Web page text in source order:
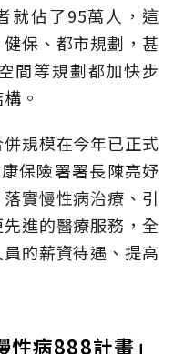
就佔了95萬人，這
保、都市規劃，甚
間等規劃都加快步
。
規模在今年已正式
保險署署長陳亮妤
實慢性病治療、引
進的醫療服務，全
的薪資待遇、提高
病888計畫」